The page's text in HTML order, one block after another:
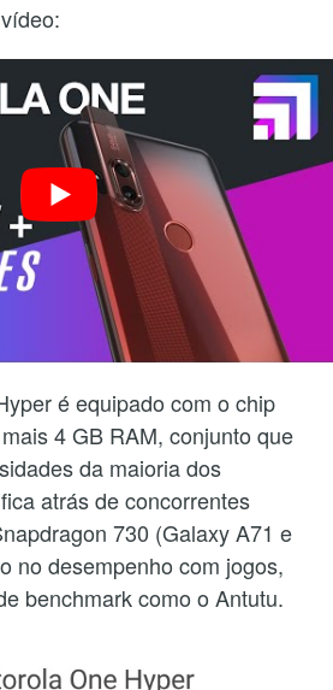
é equipado com o chip
4 GB RAM, conjunto que
da maioria dos
atrás de concorrentes
730 (Galaxy A71 e
no desempenho com jogos,
benchmark como o Antutu.